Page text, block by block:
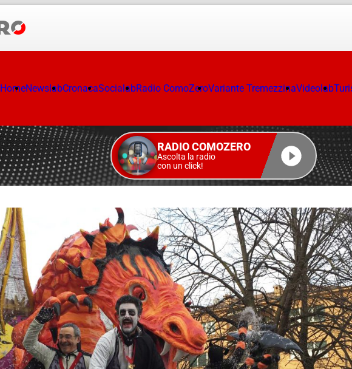
HomeNewslabCronacaSocialabRadio ComoZeroVariante TremezzinaVideolab
RADIO COMOZERO
Ascolta la radio
con un click!